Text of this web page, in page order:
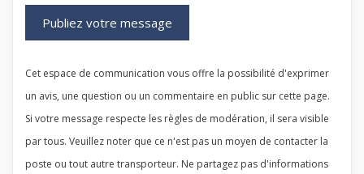
Cet espace de communication vous offre la possibilité d'exprimer
un avis, une question ou un commentaire en public sur cette page.
Si votre message respecte les règles de modération, il sera visible
par tous. Veuillez noter que ce n'est pas un moyen de contacter la
poste ou tout autre transporteur. Ne partagez pas d'informations